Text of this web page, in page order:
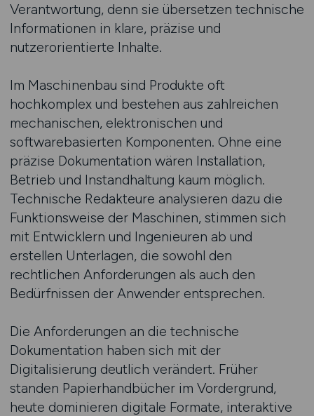
Verantwortung, denn sie übersetzen technische
Informationen in klare, präzise und
nutzerorientierte Inhalte.
Im Maschinenbau sind Produkte oft
hochkomplex und bestehen aus zahlreichen
mechanischen, elektronischen und
softwarebasierten Komponenten. Ohne eine
präzise Dokumentation wären Installation,
Betrieb und Instandhaltung kaum möglich.
Technische Redakteure analysieren dazu die
Funktionsweise der Maschinen, stimmen sich
mit Entwicklern und Ingenieuren ab und
erstellen Unterlagen, die sowohl den
rechtlichen Anforderungen als auch den
Bedürfnissen der Anwender entsprechen.
Die Anforderungen an die technische
Dokumentation haben sich mit der
Digitalisierung deutlich verändert. Früher
standen Papierhandbücher im Vordergrund,
heute dominieren digitale Formate, interaktive